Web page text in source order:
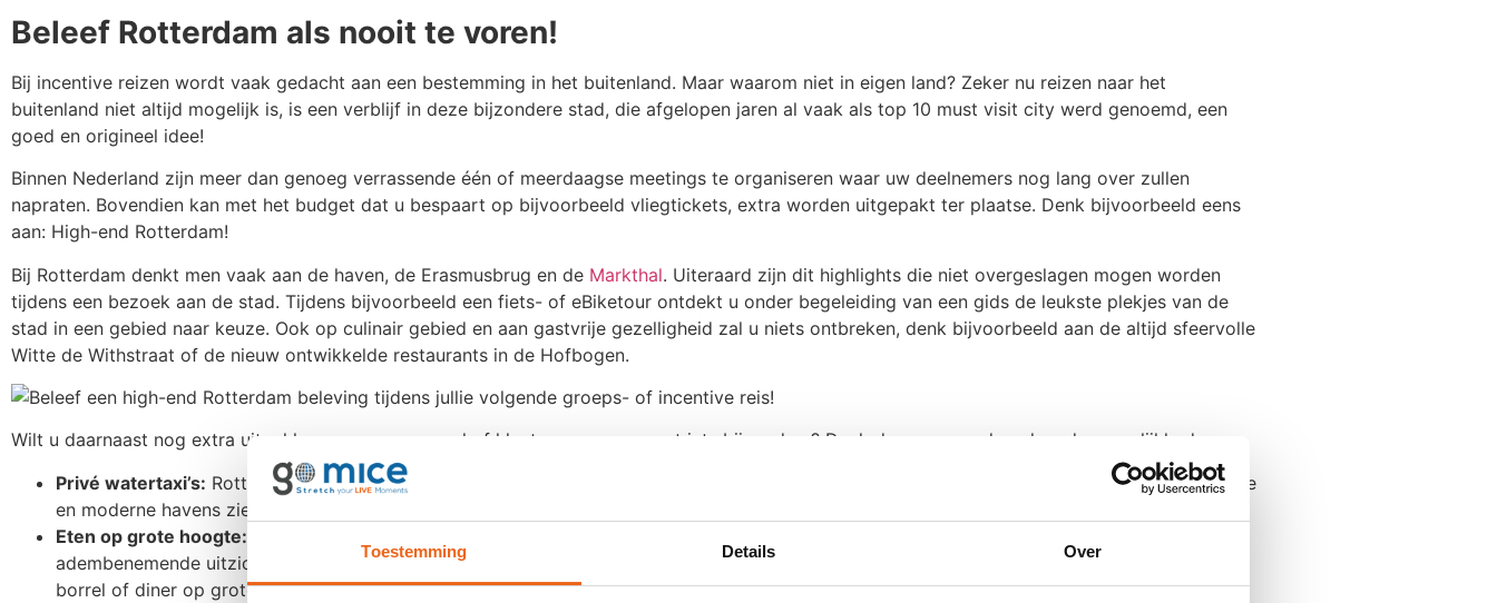
Toestemming Details Over
Beleef Rotterdam als nooit te voren!
Bij incentive reizen wordt vaak gedacht aan een bestemming in het buitenland. Maar waarom niet in eigen land? Zeker nu reizen naar het
buitenland niet altijd mogelijk is, is een verblijf in deze bijzondere stad, die afgelopen jaren al vaak als top 10 must visit city werd genoemd, een
goed en origineel idee!
Binnen Nederland zijn meer dan genoeg verrassende één of meerdaagse meetings te organiseren waar uw deelnemers nog lang over zullen
napraten. Bovendien kan met het budget dat u bespaart op bijvoorbeeld vliegtickets, extra worden uitgepakt ter plaatse. Denk bijvoorbeeld eens
aan: High-end Rotterdam!
Bij Rotterdam denkt men vaak aan de haven, de Erasmusbrug en de Markthal. Uiteraard zijn dit highlights die niet overgeslagen mogen worden
tijdens een bezoek aan de stad. Tijdens bijvoorbeeld een fiets- of eBiketour ontdekt u onder begeleiding van een gids de leukste plekjes van de
stad in een gebied naar keuze. Ook op culinair gebied en aan gastvrije gezelligheid zal u niets ontbreken, denk bijvoorbeeld aan de altijd sfeervolle
Witte de Withstraat of de nieuw ontwikkelde restaurants in de Hofbogen.
Wilt u daarnaast nog extra uitpakken en uw personeel of klanten verrassen met iets bijzonders? Denk dan een aan de volgende mogelijkheden:
Privé watertaxi’s: Rotterdam is het mooist vanaf het water. Op een watertaxirondvaart laten de schippers u graag de stad en haar historische
en moderne havens zien. Geniet van de skyline tijdens de privé rondvaart in de snelle MSTX-boten!
Eten op grote hoogte:
adembenemende uitzicht (vanaf het 100 meter hoge uitkijkplatform) van de stad geniet, waarom dan niet afsluiten met een smakelijke lunch,
borrel of diner op grote hoogte?